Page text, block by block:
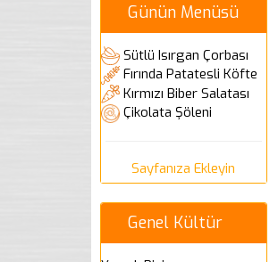
Günün Menüsü
Sütlü Isırgan Çorbası
Fırında Patatesli Köfte
Kırmızı Biber Salatası
Çikolata Şöleni
Sayfanıza Ekleyin
Genel Kültür